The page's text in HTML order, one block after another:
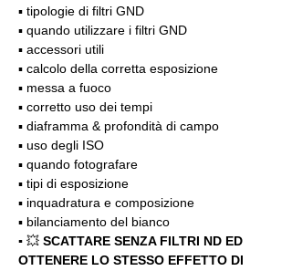
▪️ tipologie di filtri GND
▪️ quando utilizzare i filtri GND
▪️ accessori utili
▪️ calcolo della corretta esposizione
▪️ messa a fuoco
▪️ corretto uso dei tempi
▪️ diaframma & profondità di campo
▪️ uso degli ISO
▪️ quando fotografare
▪️ tipi di esposizione
▪️ inquadratura e composizione
▪️ bilanciamento del bianco
▪️ 💥 SCATTARE SENZA FILTRI ND ED
OTTENERE LO STESSO EFFETTO DI